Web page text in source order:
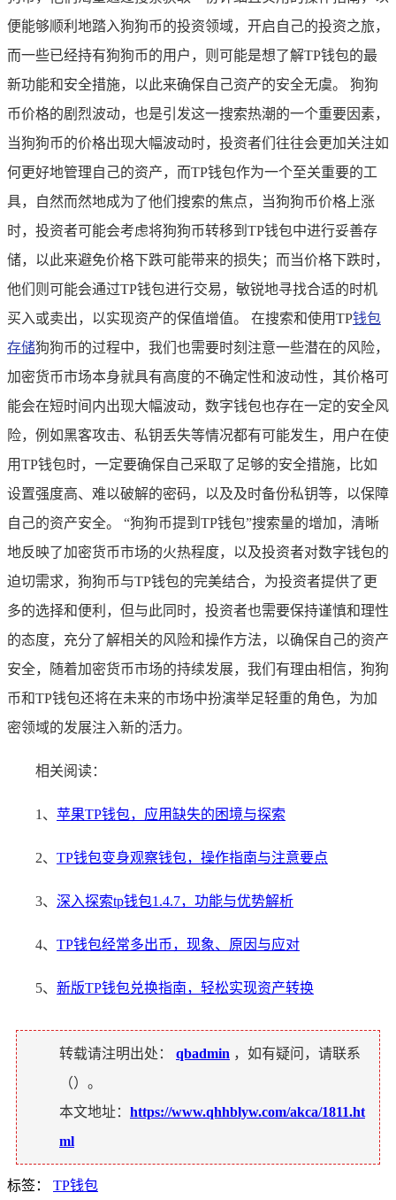
便能够顺利地踏入狗狗币的投资领域，开启自己的投资之旅，
而一些已经持有狗狗币的用户，则可能是想了解TP钱包的最
新功能和安全措施，以此来确保自己资产的安全无虞。 狗狗
币价格的剧烈波动，也是引发这一搜索热潮的一个重要因素，
当狗狗币的价格出现大幅波动时，投资者们往往会更加关注如
何更好地管理自己的资产，而TP钱包作为一个至关重要的工
具，自然而然地成为了他们搜索的焦点，当狗狗币价格上涨
时，投资者可能会考虑将狗狗币转移到TP钱包中进行妥善存
储，以此来避免价格下跌可能带来的损失；而当价格下跌时，
他们则可能会通过TP钱包进行交易，敏锐地寻找合适的时机
买入或卖出，以实现资产的保值增值。 在搜索和使用TP钱包
存储狗狗币的过程中，我们也需要时刻注意一些潜在的风险，
加密货币市场本身就具有高度的不确定性和波动性，其价格可
能会在短时间内出现大幅波动，数字钱包也存在一定的安全风
险，例如黑客攻击、私钥丢失等情况都有可能发生，用户在使
用TP钱包时，一定要确保自己采取了足够的安全措施，比如
设置强度高、难以破解的密码，以及及时备份私钥等，以保障
自己的资产安全。 “狗狗币提到TP钱包”搜索量的增加，清晰
地反映了加密货币市场的火热程度，以及投资者对数字钱包的
迫切需求，狗狗币与TP钱包的完美结合，为投资者提供了更
多的选择和便利，但与此同时，投资者也需要保持谨慎和理性
的态度，充分了解相关的风险和操作方法，以确保自己的资产
安全，随着加密货币市场的持续发展，我们有理由相信，狗狗
币和TP钱包还将在未来的市场中扮演举足轻重的角色，为加
密领域的发展注入新的活力。
相关阅读：
1、 苹果TP钱包，应用缺失的困境与探索
2、 TP钱包变身观察钱包，操作指南与注意要点
3、 深入探索tp钱包1.4.7，功能与优势解析
4、 TP钱包经常多出币，现象、原因与应对
5、 新版TP钱包兑换指南，轻松实现资产转换
转载请注明出处： qbadmin ，如有疑问，请联系
（）。
本文地址： https://www.qhhblyw.com/akca/1811.ht
ml
标签： TP钱包